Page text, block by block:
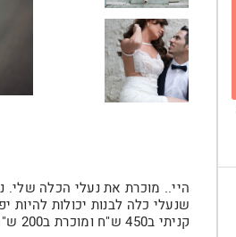
היי.. מוכרת את נעלי הכלה שלי.
שנעלי כלה לבנות יכולות להיות
קניתי ב450 ש"ח ומוכרת ב200 ש"ח